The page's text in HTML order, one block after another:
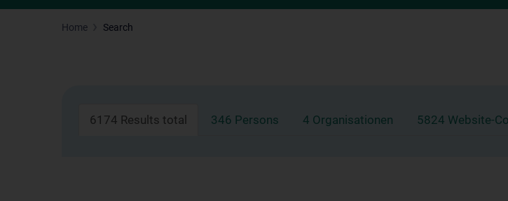
Home Search
6174 Results total 346 Persons 4 Organisationen 5824 Website-